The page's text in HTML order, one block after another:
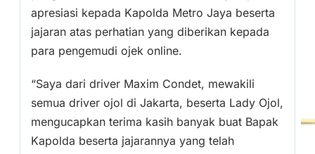
apresiasi kepada Kapolda Metro Jaya beserta
jajaran atas perhatian yang diberikan kepada
para pengemudi ojek online.
“Saya dari driver Maxim Condet, mewakili
semua driver ojol di Jakarta, beserta Lady Ojol,
mengucapkan terima kasih banyak buat Bapak
Kapolda beserta jajarannya yang telah